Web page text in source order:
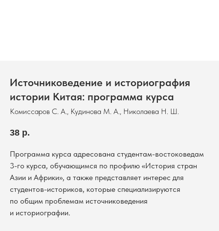
Источниковедение и историография
истории Китая: программа курса
Комиссаров С. А., Кудинова М. А., Николаева Н. Ш.
38 р.
Программа курса адресована студентам-востоковедам
3-го курса, обучающимся по профилю «История стран
Азии и Африки», а также представляет интерес для
студентов-историков, которые специализируются
по общим проблемам источниковедения
и историографии.